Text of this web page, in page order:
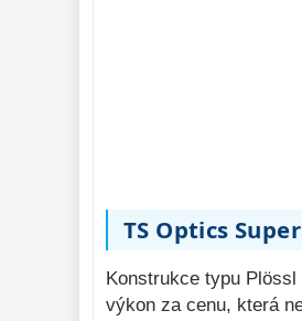
Příslušenství
mikroskopů
Meteostanice
TS Optics
Konstrukce typu
výkon za cenu, která